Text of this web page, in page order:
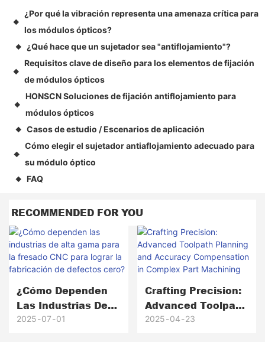
◆
¿Por qué la vibración representa una amenaza crítica para
los módulos ópticos?
◆ ¿Qué hace que un sujetador sea "antiflojamiento"?
◆
Requisitos clave de diseño para los elementos de fijación
de módulos ópticos
◆
HONSCN Soluciones de fijación antiflojamiento para
módulos ópticos
◆ Casos de estudio / Escenarios de aplicación
◆
Cómo elegir el sujetador antiaflojamiento adecuado para
su módulo óptico
◆ FAQ
RECOMMENDED FOR YOU
¿Cómo Dependen
Las Industrias De
Alta Gama Para La
2025 07 01
Crafting Precision:
Advanced Toolpath
Planning And
2025 04 23